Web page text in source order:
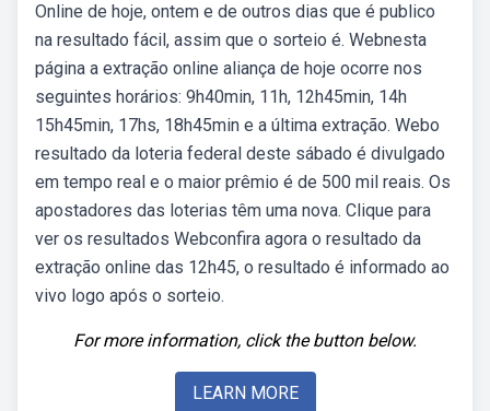
Online de hoje, ontem e de outros dias que é publico
na resultado fácil, assim que o sorteio é. Webnesta
página a extração online aliança de hoje ocorre nos
seguintes horários: 9h40min, 11h, 12h45min, 14h
15h45min, 17hs, 18h45min e a última extração. Webo
resultado da loteria federal deste sábado é divulgado
em tempo real e o maior prêmio é de 500 mil reais. Os
apostadores das loterias têm uma nova. Clique para
ver os resultados Webconfira agora o resultado da
extração online das 12h45, o resultado é informado ao
vivo logo após o sorteio.
For more information, click the button below.
LEARN MORE